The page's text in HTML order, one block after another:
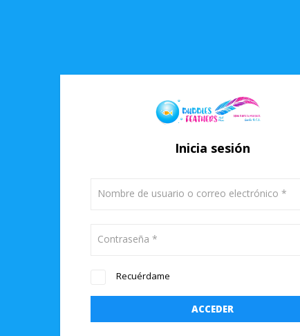
Inicia sesión
Nombre de usuario o correo electrónico *
Contraseña *
Recuérdame
ACCEDER